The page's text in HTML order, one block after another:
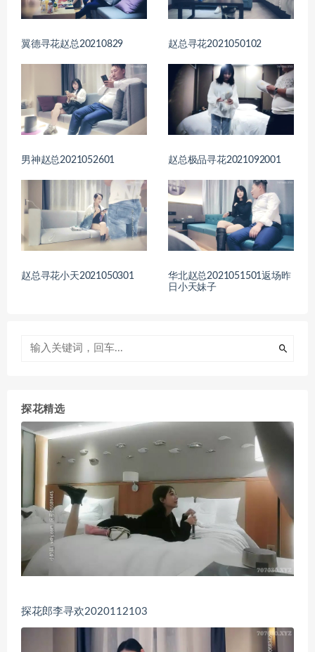
翼德寻花赵总20210829 赵总寻花2021050102
男神赵总2021052601 赵总极品寻花2021092001
赵总寻花小天2021050301
华北赵总2021051501返场昨
日小天妹子
探花精选
探花郎李寻欢2020112103